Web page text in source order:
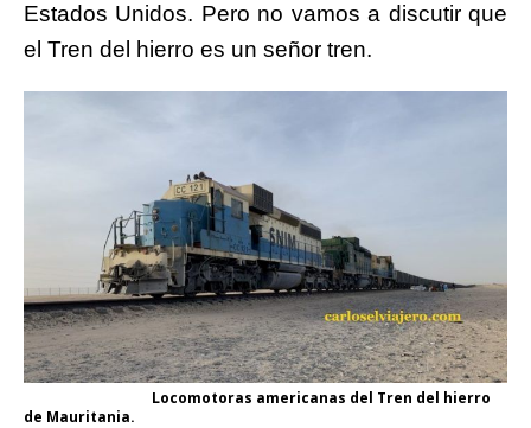
Estados Unidos. Pero no vamos a discutir que
el Tren del hierro es un señor tren.
Locomotoras americanas del Tren del hierro
de Mauritania.